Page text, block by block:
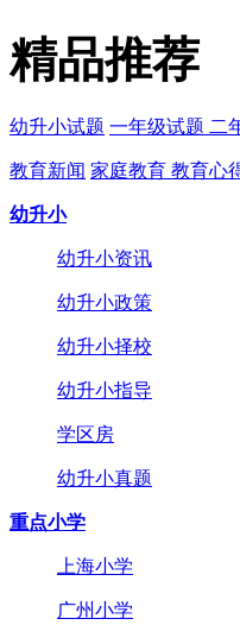
精品推荐
幼升小试题 一年级试题 二
教育新闻 家庭教育 教育心
幼升小
幼升小资讯
幼升小政策
幼升小择校
幼升小指导
学区房
幼升小真题
重点小学
上海小学
广州小学